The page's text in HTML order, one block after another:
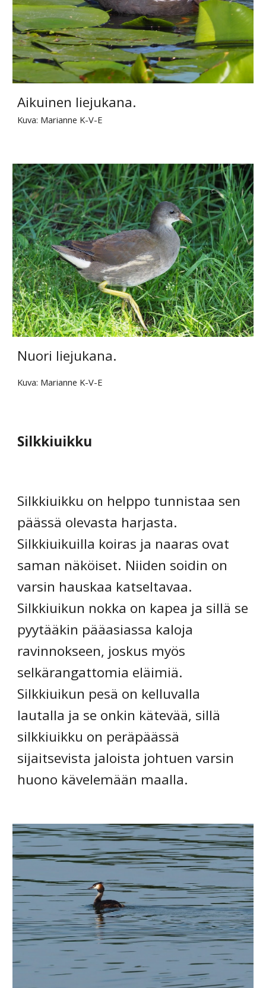
Aikuinen liejukana.
Kuva: Marianne K-V-E
Nuori liejukana.
Kuva: Marianne K-V-E
Silkkiuikku
Silkkiuikku on helppo tunnistaa sen
päässä olevasta harjasta.
Silkkiuikuilla koiras ja naaras ovat
saman näköiset. Niiden soidin on
varsin hauskaa katseltavaa.
Silkkiuikun nokka on kapea ja sillä se
pyytääkin pääasiassa kaloja
ravinnokseen, joskus myös
selkärangattomia eläimiä.
Silkkiuikun pesä on kelluvalla
lautalla ja se onkin kätevää, sillä
silkkiuikku on peräpäässä
sijaitsevista jaloista johtuen varsin
huono kävelemään maalla.